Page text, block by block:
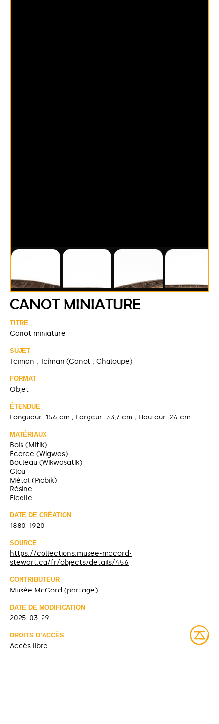
CANOT MINIATURE
TITRE
Canot miniature
SUJET
Tciman ; Tcîman (Canot ; Chaloupe)
FORMAT
Objet
ÉTENDUE
Longueur: 156 cm ; Largeur: 33,7 cm ; Hauteur: 26 cm
MATÉRIAUX
Bois (Mitik)
Écorce (Wigwas)
Bouleau (Wikwasatik)
Clou
Métal (Piobik)
Résine
Ficelle
DATE DE CRÉATION
1880-1920
SOURCE
https://collections.musee-mccord-
stewart.ca/fr/objects/details/456
CONTRIBUTEUR
Musée McCord (partage)
DATE DE MODIFICATION
2025-03-29
DROITS D’ACCÈS
Accès libre